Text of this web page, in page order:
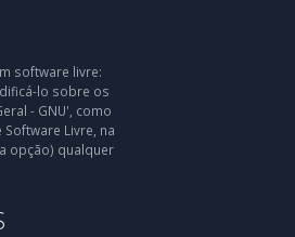
software livre:
lo sobre os
- GNU', como
Livre, na
opção) qualquer